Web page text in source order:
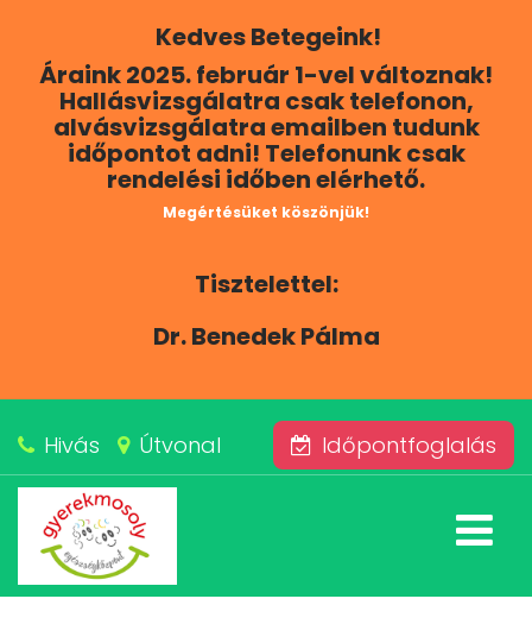
Kedves Betegeink!
Áraink 2025. február 1-vel változnak!
Hallásvizsgálatra csak telefonon,
alvásvizsgálatra emailben tudunk
időpontot adni! Telefonunk csak
rendelési időben elérhető.
Megértésüket köszönjük!
Tisztelettel:
Dr. Benedek Pálma
Hivás Útvonal Időpontfoglalás
RÓLUNK
KAPCSOLAT
SZOLGÁLTATÁSAINK